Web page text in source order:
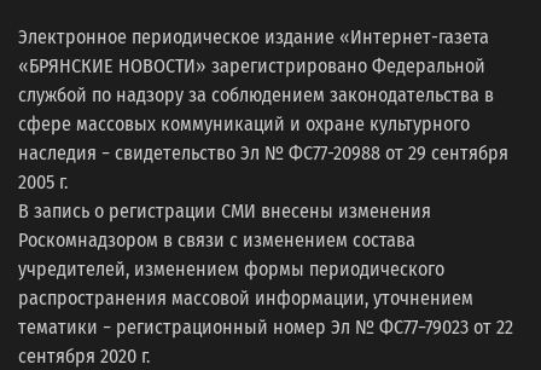
Электронное периодическое издание «Интернет-газета
«БРЯНСКИЕ НОВОСТИ» зарегистрировано Федеральной
службой по надзору за соблюдением законодательства в
сфере массовых коммуникаций и охране культурного
наследия − свидетельство Эл № ФС77-20988 от 29 сентября
2005 г.
В запись о регистрации СМИ внесены изменения
Роскомнадзором в связи с изменением состава
учредителей, изменением формы периодического
распространения массовой информации, уточнением
тематики − регистрационный номер Эл № ФС77−79023 от 22
сентября 2020 г.